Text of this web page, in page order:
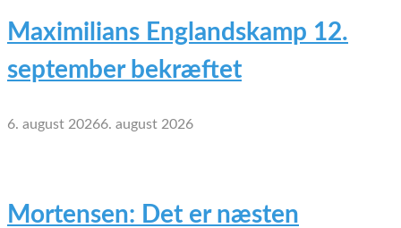
Maximilians Englandskamp 12.
september bekræftet
6. august 20266. august 2026
Mortensen: Det er næsten